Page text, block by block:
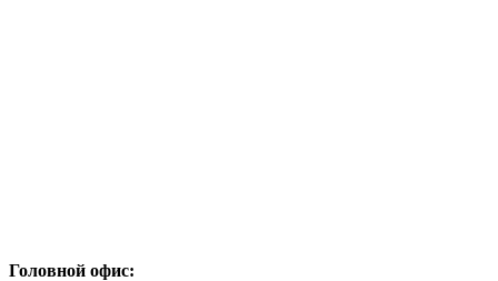
Головной офис: